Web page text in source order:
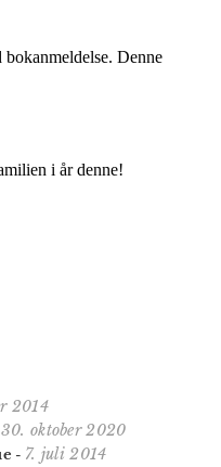
2014
30. oktober 2020
- 7. juli 2014